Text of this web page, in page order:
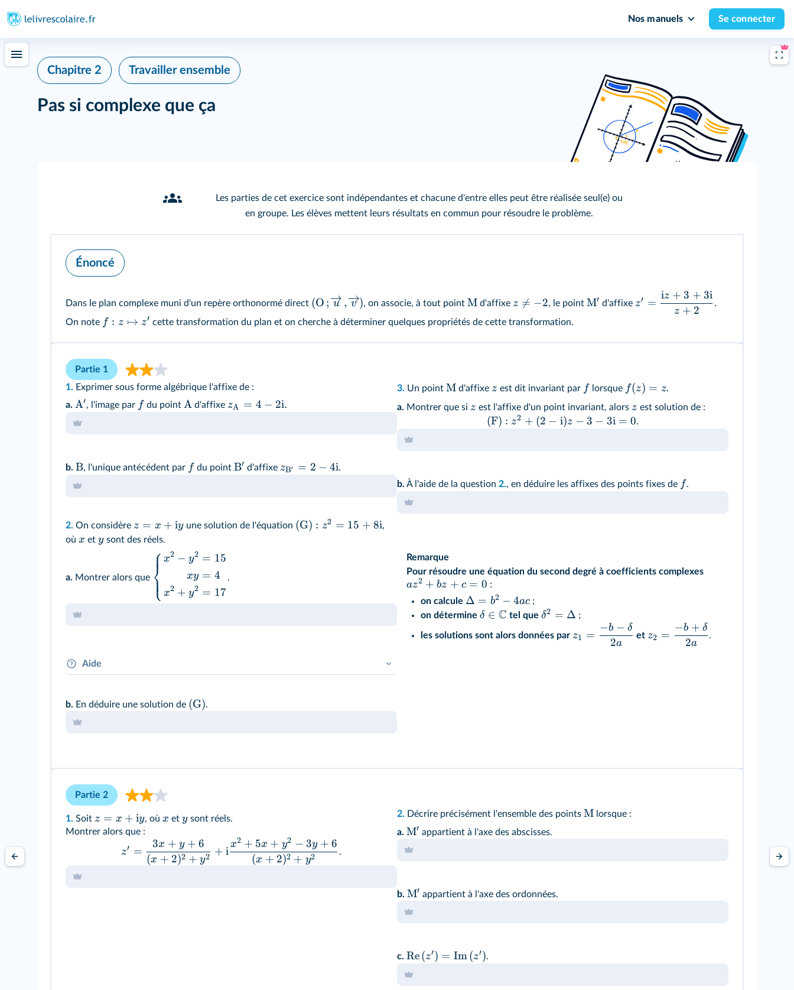
Nos manuels Se connecter
Chapitre 2 Travailler ensemble
Pas si complexe que ça
Les parties de cet exercice sont indépendantes et chacune d'entre elles peut être réalisée seul(e) ou
en groupe. Les élèves mettent leurs résultats en commun pour résoudre le problème.
Énoncé
Dans le plan complexe muni d'un repère orthonormé direct (O ; u , v ), on associe, à tout point M d'affixe z 
= −2, le point M′ d'affixe z′ =
z + 2
iz + 3 + 3i
.
On note f : z ↦ z′ cette transformation du plan et on cherche à déterminer quelques propriétés de cette transformation.
Partie 1
1. Exprimer sous forme algébrique l'affixe de :
a. A′, l'image par f du point A d'affixe zA = 4 − 2i.
b. B, l'unique antécédent par f du point B′ d'affixe zB′ = 2 − 4i.
2. On considère z = x + iyune solution de l'équation (G) : z2 = 15 + 8i,
où x et ysont des réels.
a. Montrer alors que ⎩
⎨⎧ x2 − y2
xy
x2 + y2
= 15
= 4
= 17
.
Aide
b. En déduire une solution de (G).
3. Un point M d'affixe z est dit invariant par f lorsque f(z) = z.
a. Montrer que si z est l'affixe d'un point invariant, alors z est solution de :
(F) : z2 + (2 − i)z − 3 − 3i = 0.
b. À l'aide de la question 2., en déduire les affixes des points fixes de f.
Remarque
Pour résoudre une équation du second degré à coefficients complexes
az2 + bz + c = 0 :
on calcule Δ = b2 − 4ac ;
on détermine δ ∈ C tel que δ2 = Δ ;
les solutions sont alors données par z1 =
2a
−b − δ
et z2 =
2a
−b + δ
.
Partie 2
1. Soit z = x + iy, où x et ysont réels.
Montrer alors que :
z′ =
(x + 2)2 + y2
3x + y + 6
+ i
(x + 2)2 + y2
x2 + 5x + y2 − 3y + 6
.
2. Décrire précisément l'ensemble des points M lorsque :
a. M′ appartient à l'axe des abscisses.
b. M′ appartient à l'axe des ordonnées.
c. Re(z′) = Im(z′).